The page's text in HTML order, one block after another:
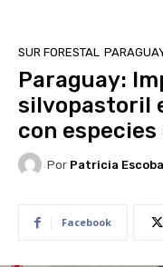
SUR FORESTAL
Paraguay:
silvopastoril
con
Por Patricia
Facebook